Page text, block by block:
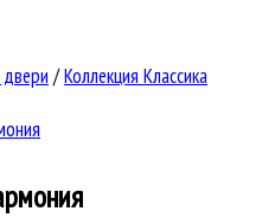
/Коллекция Классика